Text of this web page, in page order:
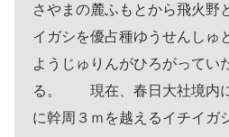
さやまの麓ふもとから飛火野
イガシを優占種ゆうせんしゅ
ようじゅりんがひろがってい
る。 現在、春日大社境内に
に幹周３ｍを越えるイチイガ